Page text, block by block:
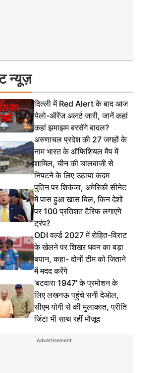
न्यूज़
दिल्ली में Red Alert के बाद आज
येलो-ऑरेंज अलर्ट जारी, जानें कहां
कहां झमाझम बरसेंगे बादल?
अरुणाचल प्रदेश की 27 जगहों के
नाम भारत के ऑफिशियल मैप में
शामिल, चीन की चालबाजी से
निपटने के लिए उठाया कदम
पुतिन पर शिकंजा, अमेरिकी सीनेट
में पास हुआ खास बिल, किन देशों
पर 100 प्रतिशत टैरिफ लगाएंगे
ट्रंप?
ODI वर्ल्ड 2027 में रोहित-विराट
के खेलने पर शिखर धवन का बड़ा
बयान, कहा- दोनों टीम को जिताने
में मदद करेंगे
'बटवारा 1947' के प्रमोशन के
लिए लखनऊ पहुंचे सनी देओल,
सीएम योगी से की मुलाकात, प्रीति
जिंटा भी साथ रहीं मौजूद
Advertisement